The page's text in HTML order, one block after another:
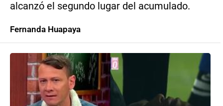
alcanzó el segundo lugar del acumulado.
Fernanda Huapaya